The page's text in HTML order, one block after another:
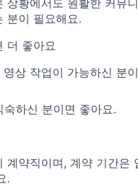
상황에서도 원활한 커뮤
분이 필요해요.
더 좋아요
상 작업이 가능하신 분
하신 분이면 좋아요.
계약직이며, 계약 기간은
.